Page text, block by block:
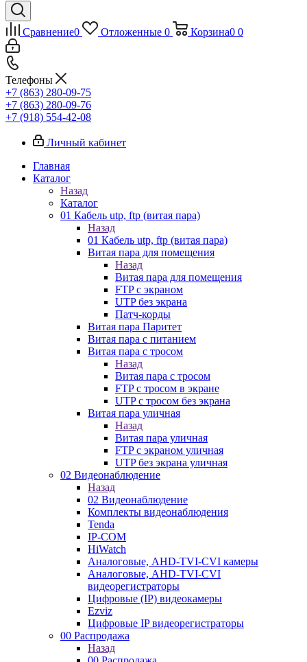
Сравнение0 Отложенные 0 Корзина0 0
Телефоны
+7 (863) 280-09-75
+7 (863) 280-09-76
+7 (918) 554-42-08
Личный кабинет
Главная
Каталог
Назад
Каталог
01 Кабель utp, ftp (витая пара)
Назад
01 Кабель utp, ftp (витая пара)
Витая пара для помещения
Назад
Витая пара для помещения
FTP с экраном
UTP без экрана
Патч-корды
Витая пара Паритет
Витая пара с питанием
Витая пара с тросом
Назад
Витая пара с тросом
FTP с тросом в экране
UTP с тросом без экрана
Витая пара уличная
Назад
Витая пара уличная
FTP с экраном уличная
UTP без экрана уличная
02 Видеонаблюдение
Назад
02 Видеонаблюдение
Комплекты видеонаблюдения
Tenda
IP-COM
HiWatch
Аналоговые, AHD-TVI-CVI камеры
Аналоговые, AHD-TVI-CVI
видеорегистраторы
Цифровые (IP) видеокамеры
Ezviz
Цифровые IP видеорегистраторы
00 Распродажа
Назад